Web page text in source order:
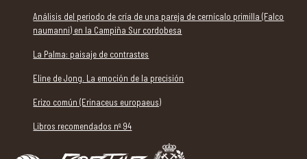
Análisis del periodo de cría de una pareja de cernícalo primilla (Falco
naumanni) en la Campiña Sur cordobesa
La Palma: paisaje de contrastes
Eline de Jong. La emoción de la precisión
Erizo común (Erinaceus europaeus)
Libros recomendados nº 94